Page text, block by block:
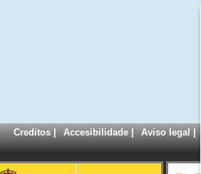
Creditos| Accesibilidade| Aviso legal|